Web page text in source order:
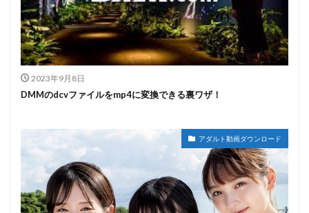
2023年9月8日
DMMのdcvファイルをmp4に変換できる裏ワザ！
アダルト動画ダウンロード